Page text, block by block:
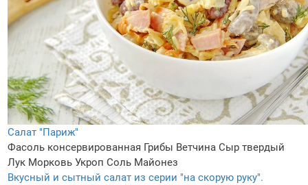
Салат "Париж"
Фасоль консервированная Грибы Ветчина Сыр твердый
Лук Морковь Укроп Соль Майонез
Вкусный и сытный салат из серии "на скорую руку".